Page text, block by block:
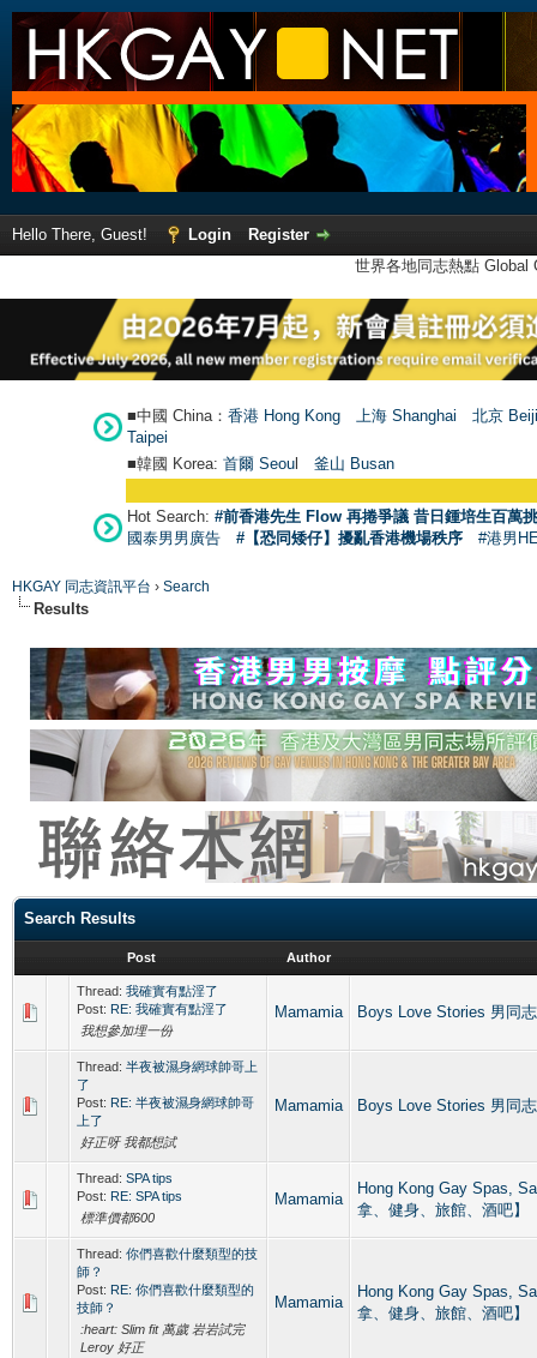
Hello There, Guest! Login
Register
世界各地同志熱點
■中國 China： 香港 Hong Kong 上海 Shanghai
北京
Taipei
■韓國 Korea: 首爾 Seoul 釜山 Busan
Hot Search: #前香港先生 Flow 再捲爭議 昔日鍾培生百萬
國泰男男廣告
#【恐同矮仔】擾亂香港機場秩序 #港男
HKGAY 同志資訊平台 › Search
Results
Search Results
Post Author
Thread: 我確實有點淫了
Post: RE: 我確實有點淫了
我想參加埋一份
Mamamia Boys Love Stories 男同
Thread: 半夜被濕身網球帥哥上
了
Post: RE: 半夜被濕身網球帥哥
上了
好正呀 我都想試
Mamamia Boys Love Stories 男同
Thread: SPA tips
Post: RE: SPA tips
標準價都600
Mamamia
Hong Kong Gay Spas,
拿、健身、旅館、酒吧】
Thread: 你們喜歡什麼類型的技
師？
Post: RE: 你們喜歡什麼類型的
技師？
:heart: Slim fit 萬歲 岩岩試完
Leroy 好正
Mamamia
Hong Kong Gay Spas,
拿、健身、旅館、酒吧】